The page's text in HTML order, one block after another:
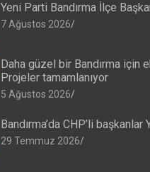
Yeni Parti Bandırma İlçe
7 Ağustos 2026
Daha güzel bir Bandırma için
Projeler tamamlanıyor
5 Ağustos 2026
Bandırma’da CHP’li başkanlar
29 Temmuz 2026